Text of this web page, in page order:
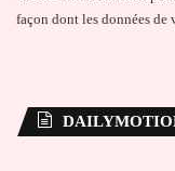
façon dont les données de